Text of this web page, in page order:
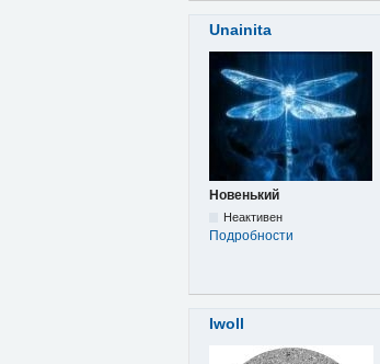
Unainita
Новенький
Неактивен
Подробности
Iwoll